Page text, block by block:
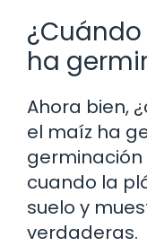
ha
Ahora bien,
el maíz ha
cuando la
suelo y
verdaderas.